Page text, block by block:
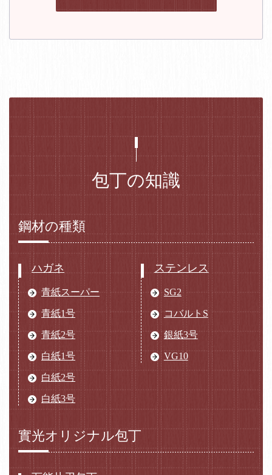
包丁の知識
鋼材の種類
ハガネ
青紙スーパー
青紙1号
青紙2号
白紙1号
白紙2号
白紙3号
ステンレス
SG2
コバルトS
銀紙3号
VG10
實光オリジナル包丁